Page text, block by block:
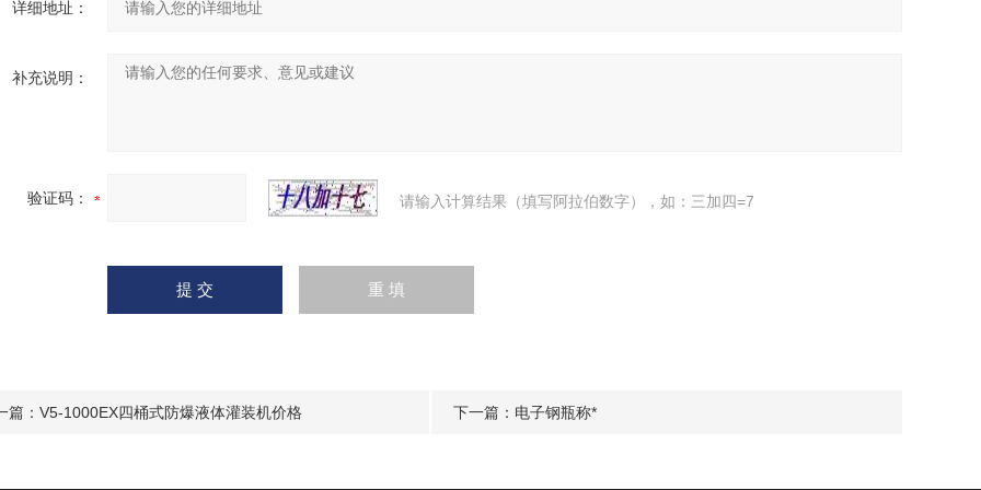
详细地址：
补充说明：
验证码： 请输入计算结果（填写阿拉伯数字），如：三加四=7
篇： V5-1000EX四桶式防爆液体灌装机价格 下一篇： 电子钢瓶称*